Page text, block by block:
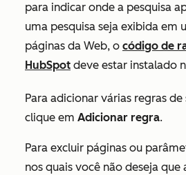
para indicar onde a pesquisa
uma pesquisa seja exibida em
páginas da Web, o código de
HubSpot deve estar instalado
Para adicionar várias regras
clique em Adicionar regra.
Para excluir páginas ou
nos quais você não deseja que